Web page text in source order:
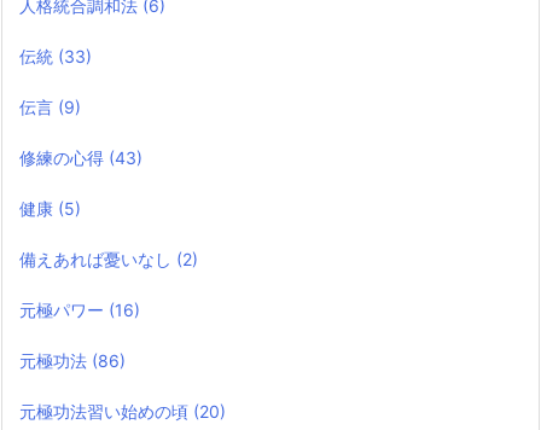
人格統合調和法 (6)
伝統 (33)
伝言 (9)
修練の心得 (43)
健康 (5)
備えあれば憂いなし (2)
元極パワー (16)
元極功法 (86)
元極功法習い始めの頃 (20)